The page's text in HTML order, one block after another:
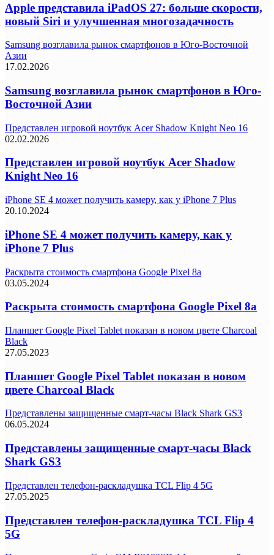
Apple представила iPadOS 27: больше скорости,
новый Siri и улучшенная многозадачность
Samsung возглавила рынок смартфонов в Юго-Восточной
Азии
17.02.2026
Samsung возглавила рынок смартфонов в Юго-
Восточной Азии
Представлен игровой ноутбук Acer Shadow Knight Neo 16
02.02.2026
Представлен игровой ноутбук Acer Shadow
Knight Neo 16
iPhone SE 4 может получить камеру, как у iPhone 7 Plus
20.10.2024
iPhone SE 4 может получить камеру, как у
iPhone 7 Plus
Раскрыта стоимость смартфона Google Pixel 8a
03.05.2024
Раскрыта стоимость смартфона Google Pixel 8a
Планшет Google Pixel Tablet показан в новом цвете Charcoal
Black
27.05.2023
Планшет Google Pixel Tablet показан в новом
цвете Charcoal Black
Представлены защищенные смарт-часы Black Shark GS3
06.05.2024
Представлены защищенные смарт-часы Black
Shark GS3
Представлен телефон-раскладушка TCL Flip 4 5G
27.05.2025
Представлен телефон-раскладушка TCL Flip 4
5G